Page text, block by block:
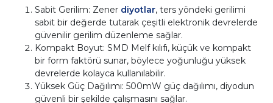
Sabit Gerilim: Zener diyotlar, ters yöndeki gerilimi
sabit bir değerde tutarak çeşitli elektronik devrelerde
güvenilir gerilim düzenleme sağlar.
Kompakt Boyut: SMD Melf kılıfı, küçük ve kompakt
bir form faktörü sunar, böylece yoğunluğu yüksek
devrelerde kolayca kullanılabilir.
Yüksek Güç Dağılımı: 500mW güç dağılımı, diyodun
güvenli bir şekilde çalışmasını sağlar.